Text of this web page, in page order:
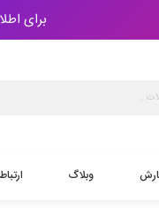
برای
وبلاگ